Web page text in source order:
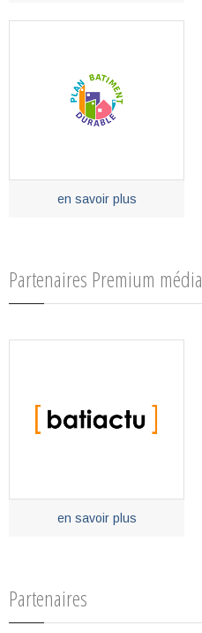
en savoir plus
Partenaires Premium média
en savoir plus
Partenaires